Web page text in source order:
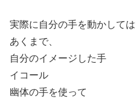
実際に自分の手を動かしては
あくまで、
自分のイメージした手
イコール
幽体の手を使って